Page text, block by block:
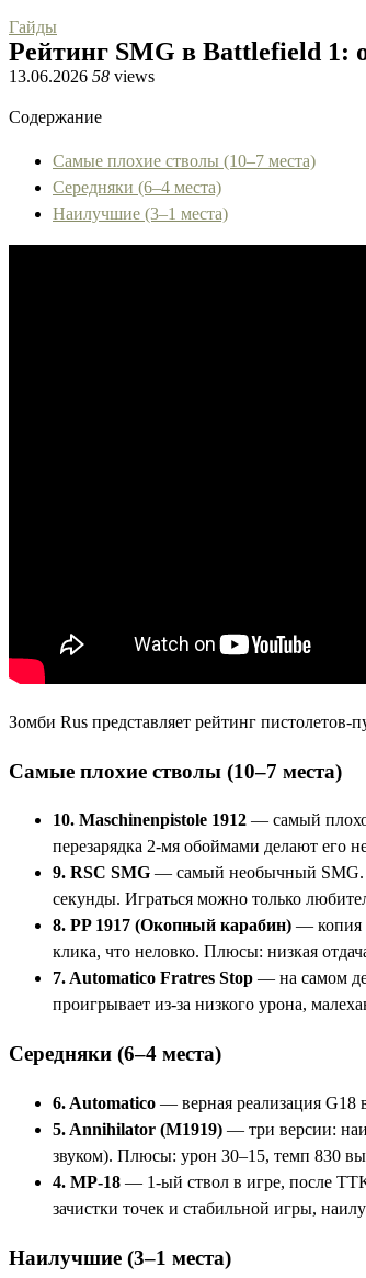
Гайды
Рейтинг SMG в Battlefield 1:
13.06.2026 58 views
Содержание
Самые плохие стволы (10–7 места)
Середняки (6–4 места)
Наилучшие (3–1 места)
Зомби Rus представляет рейтинг
Самые плохие стволы (10–7 места)
10. Maschinenpistole 1912 — самый
перезарядка 2-мя обоймами делают его
9. RSC SMG — самый необычный SMG.
секунды. Играться можно только
8. PP 1917 (Окопный карабин) — копия
клика, что неловко. Плюсы: низкая
7. Automatico Fratres Stop — на самом
проигрывает из-за низкого урона,
Середняки (6–4 места)
6. Automatico — верная реализация G18
5. Annihilator (M1919) — три версии:
звуком). Плюсы: урон 30–15, темп 830
4. MP-18 — 1-ый ствол в игре, после
зачистки точек и стабильной игры,
Наилучшие (3–1 места)